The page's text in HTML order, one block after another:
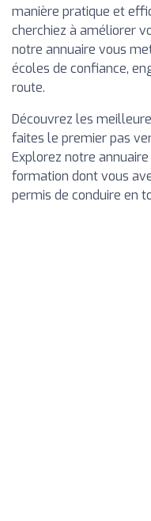
manière pratique et
cherchiez à améliorer
notre annuaire vous
écoles de confiance,
route.
Découvrez les
faites le premier pas
Explorez notre
formation dont vous
permis de conduire en